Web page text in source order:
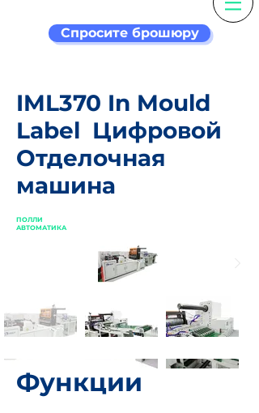
Спросите брошюру
IML370 In Mould
Label Цифровой
Отделочная
машина
ПОЛЛИ
АВТОМАТИКА
Функции